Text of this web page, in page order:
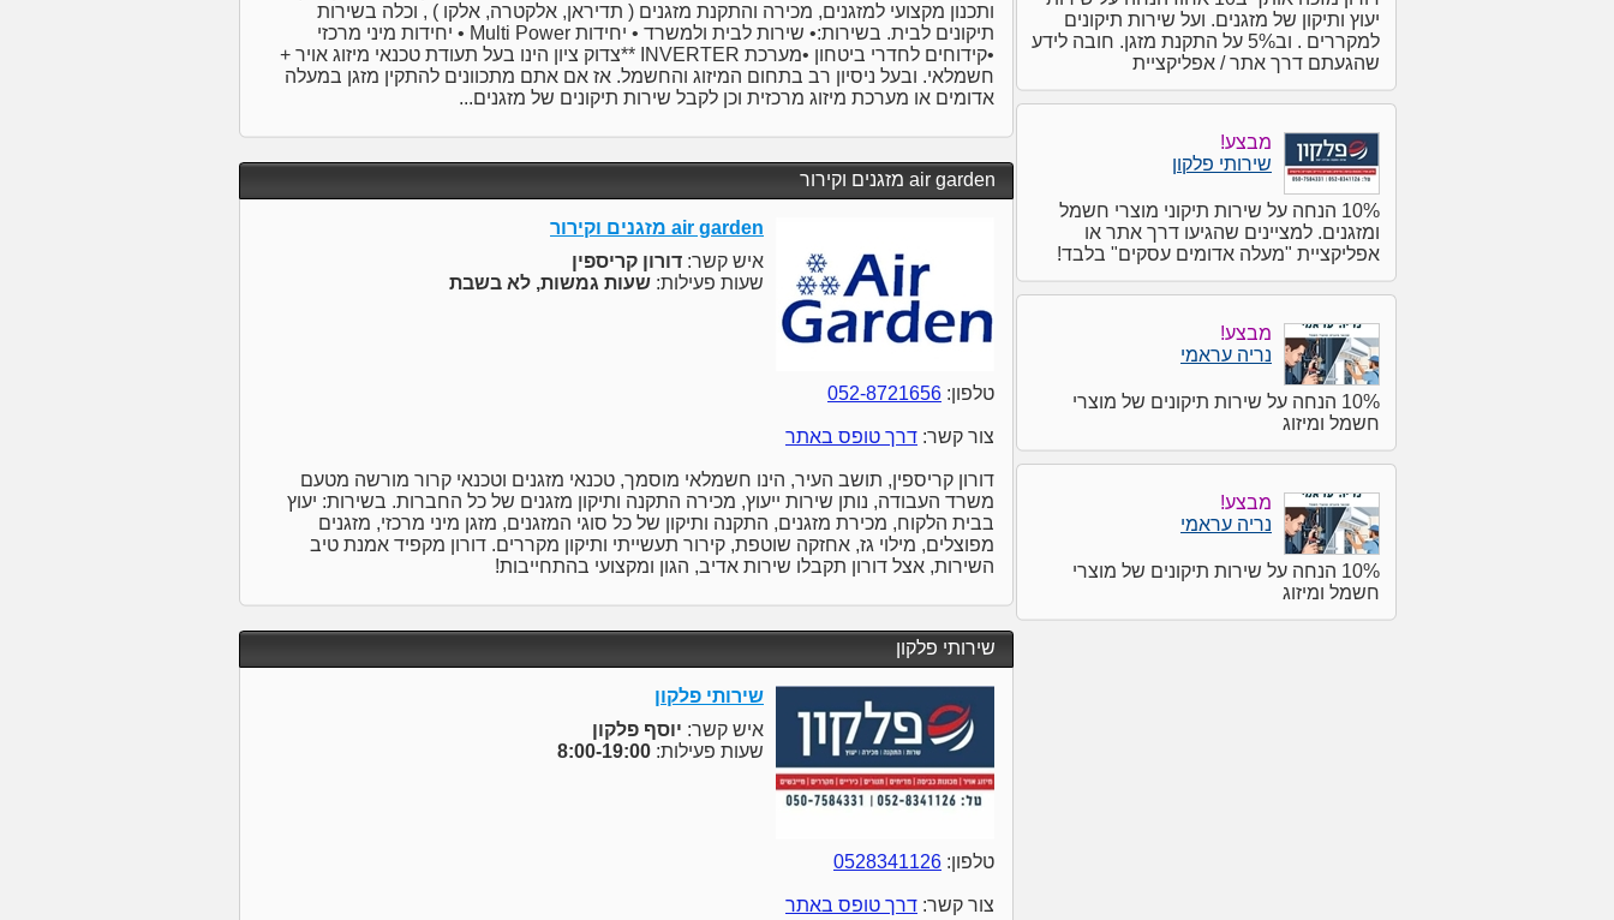
ותכנון מקצועי למזגנים, מכירה והתקנת מזגנים ( תדיראן, אלקטרה, אלקו ) , וכלה בשירות
תיקונים לבית. בשירות:• שירות לבית ולמשרד • יחידות Multi Power • יחידות מיני מרכזי
•קידוחים לחדרי ביטחון •מערכת INVERTER **צדוק ציון הינו בעל תעודת טכנאי מיזוג אויר +
חשמלאי. ובעל ניסיון רב בתחום המיזוג והחשמל. אז אם אתם מתכוונים להתקין מזגן במעלה
אדומים או מערכת מיזוג מרכזית וכן לקבל שירות תיקונים של מזגנים...
air garden מזגנים וקירור
air garden מזגנים וקירור
איש קשר: דורון קריספין
שעות פעילות: שעות גמשות, לא בשבת
טלפון: 052-8721656
צור קשר: דרך טופס באתר
דורון קריספין, תושב העיר, הינו חשמלאי מוסמך, טכנאי מזגנים וטכנאי קרור מורשה מטעם
משרד העבודה, נותן שירות ייעוץ, מכירה התקנה ותיקון מזגנים של כל החברות. בשירות: יעוץ
בבית הלקוח, מכירת מזגנים, התקנה ותיקון של כל סוגי המזגנים, מזגן מיני מרכזי, מזגנים
מפוצלים, מילוי גז, אחזקה שוטפת, קירור תעשייתי ותיקון מקררים. דורון מקפיד אמנת טיב
השירות, אצל דורון תקבלו שירות אדיב, הגון ומקצועי בהתחייבות!
שירותי פלקון
שירותי פלקון
איש קשר: יוסף פלקון
שעות פעילות: 8:00-19:00
טלפון: 0528341126
צור קשר: דרך טופס באתר
יעוץ ותיקון של מזגנים. ועל שירות תיקונים
למקררים . וב5% על התקנת מזגן. חובה לידע
שהגעתם דרך אתר / אפליקציית
מבצע!
שירותי פלקון
10% הנחה על שירות תיקוני מוצרי חשמל
ומזגנים. למציינים שהגיעו דרך אתר או
אפליקציית "מעלה אדומים עסקים" בלבד!
מבצע!
נריה עראמי
10% הנחה על שירות תיקונים של מוצרי
חשמל ומיזוג
מבצע!
נריה עראמי
10% הנחה על שירות תיקונים של מוצרי
חשמל ומיזוג